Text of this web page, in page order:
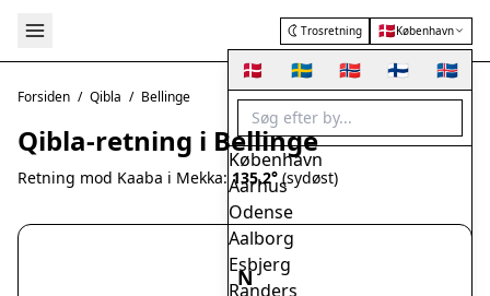
Trosretning 🇩🇰København
🇩🇰 🇸🇪 🇳🇴 🇫🇮 🇮🇸
København
Aarhus
Odense
Aalborg
Esbjerg
Randers
Forsiden / Qibla / Bellinge
Qibla-retning i Bellinge
Retning mod Kaaba i Mekka: 135.2°(sydøst)
N